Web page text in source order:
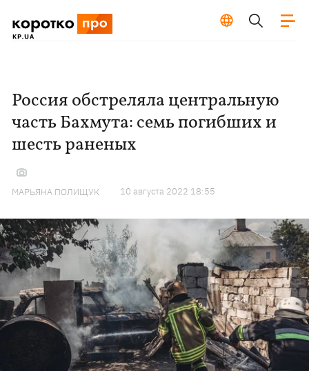
Россия обстреляла центральную
часть Бахмута: семь погибших и
шесть раненых
МАРЬЯНА ПОЛИЩУК 10 августа 2022 18:55